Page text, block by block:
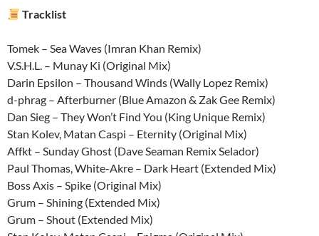
Tracklist
Tomek – Sea Waves (Imran Khan Remix)
V.S.H.L. – Munay Ki (Original Mix)
Darin Epsilon – Thousand Winds (Wally Lopez Remix)
d-phrag – Afterburner (Blue Amazon & Zak Gee Remix)
Dan Sieg – They Won’t Find You (King Unique Remix)
Stan Kolev, Matan Caspi – Eternity (Original Mix)
Affkt – Sunday Ghost (Dave Seaman Remix Selador)
Paul Thomas, White-Akre – Dark Heart (Extended Mix)
Boss Axis – Spike (Original Mix)
Grum – Shining (Extended Mix)
Grum – Shout (Extended Mix)